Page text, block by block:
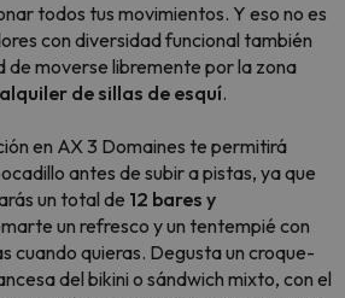
todos tus movimientos. Y eso no es
con diversidad funcional también
de moverse libremente por la zona
de sillas de esquí.
en AX 3 Domaines te permitirá
antes de subir a pistas, ya que
un total de 12 bares y
un refresco y un tentempié con
cuando quieras. Degusta un croque-
del bikini o sándwich mixto, con el